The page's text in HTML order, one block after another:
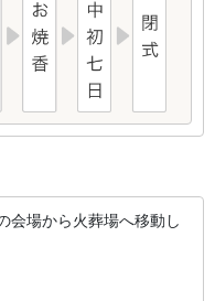
会場から火葬場へ移動し